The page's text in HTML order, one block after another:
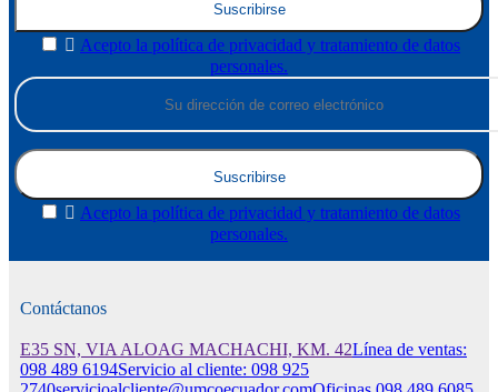
Suscribirse
 Acepto la política de privacidad y tratamiento de datos
personales.
Suscribirse
 Acepto la política de privacidad y tratamiento de datos
personales.
Contáctanos
E35 SN, VIA ALOAG MACHACHI, KM. 42Línea de ventas:
098 489 6194Servicio al cliente: 098 925